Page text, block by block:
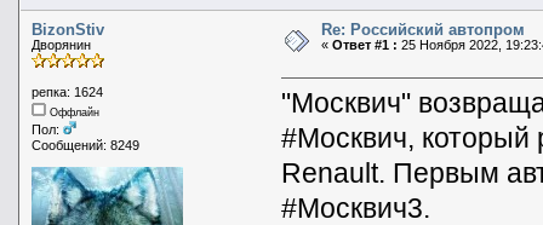
BizonStiv
Дворянин
репка: 1624
Оффлайн
Пол:
Сообщений: 8249
Re: Российский автопром
« Ответ #1 : 25 Ноября 2022,
"Москвич"
#Москвич,
Renault. Первым
#Москвич3.